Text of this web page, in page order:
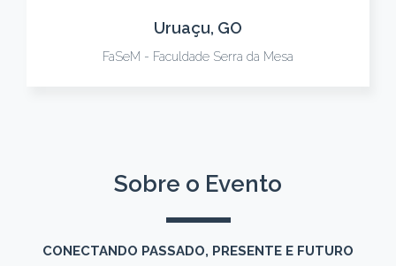
Uruaçu, GO
FaSeM - Faculdade Serra da Mesa
Sobre o Evento
CONECTANDO PASSADO, PRESENTE E FUTURO